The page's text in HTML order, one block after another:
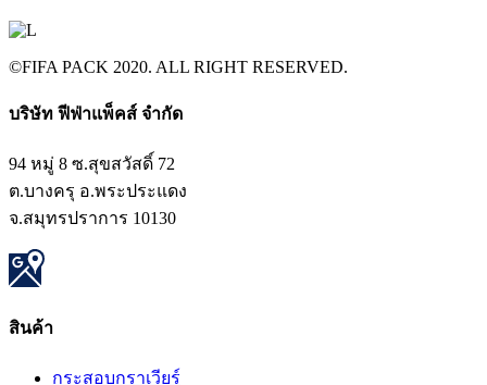
©FIFA PACK 2020. ALL RIGHT RESERVED.
บริษัท ฟีฟ่าแพ็คส์ จำกัด​
94 หมู่ 8 ซ.สุขสวัสดิ์ 72
ต.บางครุ อ.พระประแดง
จ.สมุทรปราการ 10130
สินค้า​
กระสอบกราเวียร์